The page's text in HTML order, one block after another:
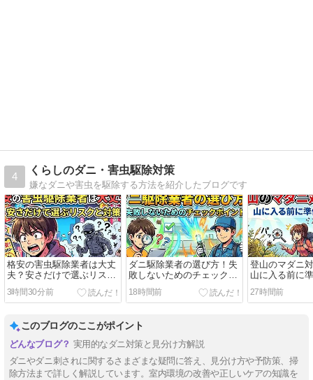
4
くらしのダニ・害虫駆除対策
嫌なダニや害虫を駆除する方法を紹介したブログです
格安の害虫駆除業者は大丈
夫？安さだけで選ぶリスク
と対策
3時間30分前
ダニ駆除業者の選び方！失
敗しないためのチェックポ
イント
18時間前
登山のマダニ
山に入る前に
27時間前
このブログのここがポイント
実用的なダニ対策と見分け方解説
ダニやダニ刺されに関するさまざまな疑問に答え、見分け方や予防策、掃
除方法まで詳しく解説しています。室内環境の改善や正しいケアの知識を